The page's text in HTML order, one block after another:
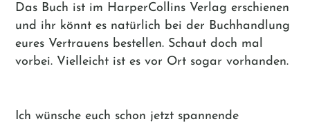
Das Buch ist im HarperCollins Verlag erschienen
und ihr könnt es natürlich bei der Buchhandlung
eures Vertrauens bestellen. Schaut doch mal
vorbei. Vielleicht ist es vor Ort sogar vorhanden.
Ich wünsche euch schon jetzt spannende